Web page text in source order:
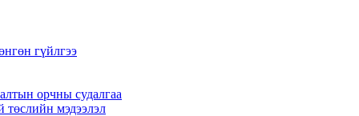
гүйлгээ
орчны судалгаа
төслийн мэдээлэл